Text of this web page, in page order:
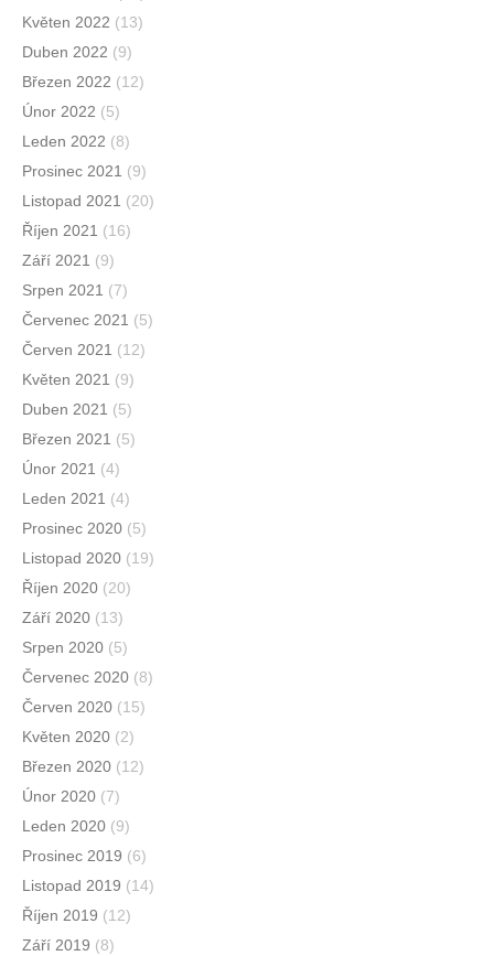
Květen 2022 (13)
Duben 2022 (9)
Březen 2022 (12)
Únor 2022 (5)
Leden 2022 (8)
Prosinec 2021 (9)
Listopad 2021 (20)
Říjen 2021 (16)
Září 2021 (9)
Srpen 2021 (7)
Červenec 2021 (5)
Červen 2021 (12)
Květen 2021 (9)
Duben 2021 (5)
Březen 2021 (5)
Únor 2021 (4)
Leden 2021 (4)
Prosinec 2020 (5)
Listopad 2020 (19)
Říjen 2020 (20)
Září 2020 (13)
Srpen 2020 (5)
Červenec 2020 (8)
Červen 2020 (15)
Květen 2020 (2)
Březen 2020 (12)
Únor 2020 (7)
Leden 2020 (9)
Prosinec 2019 (6)
Listopad 2019 (14)
Říjen 2019 (12)
Září 2019 (8)